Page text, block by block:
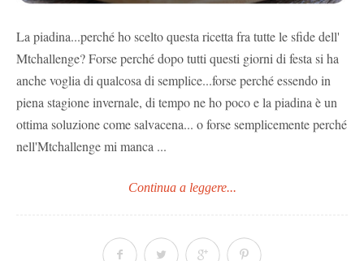
La piadina...perché ho scelto questa ricetta fra tutte le sfide dell'
Mtchallenge? Forse perché dopo tutti questi giorni di festa si ha
anche voglia di qualcosa di semplice...forse perché essendo in
piena stagione invernale, di tempo ne ho poco e la piadina è un
ottima soluzione come salvacena... o forse semplicemente perché
nell'Mtchallenge mi manca ...
Continua a leggere...